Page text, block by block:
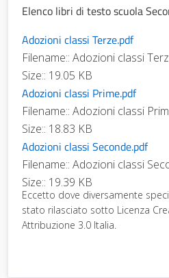
Elenco libri di testo scuola
Adozioni classi Terze.pdf
Filename:: Adozioni classi
Size:: 19.05 KB
Adozioni classi Prime.pdf
Filename:: Adozioni classi
Size:: 18.83 KB
Adozioni classi Seconde.pdf
Filename:: Adozioni classi
Size:: 19.39 KB
Eccetto dove diversamente
stato rilasciato sotto Licenza
Attribuzione 3.0 Italia.